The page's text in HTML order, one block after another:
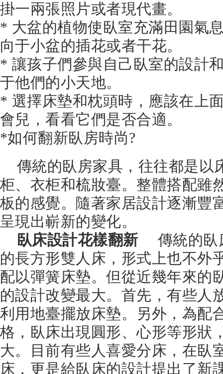
掛一兩張照片或者現代畫。
* 大盆的植物使臥室充滿田園氣
向于小盆的插花或者干花。
* 讓孩子們參與自己臥室的設計
于他們的小天地。
* 選擇床墊和枕頭時，應該在上
會兒，看看它們是否合適。
*如何翻新臥房時尚?
傳統的臥房家具，往往都是以
柜、衣柜和梳妝臺。整體搭配雖
板的感覺。隨著家居設計逐漸豐
呈現出嶄新的變化。
臥床設計花樣翻新 傳統的臥
的長方形雙人床，形式上也不外
配以彈簧床墊。但從近幾年來的
的設計改變最大。首先，有些人
利用地臺擺放床墊。另外，為配
格，臥床出現圓形、心形等形狀
大。目前有些人喜愛分床，在臥
床，更是給臥床的設計提出了新